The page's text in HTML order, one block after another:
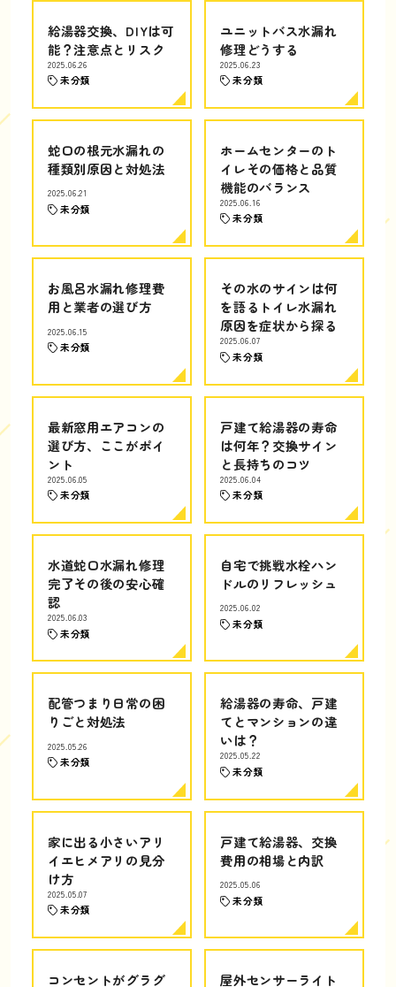
給湯器交換、DIYは可
能？注意点とリスク
2025.06.26
未分類
ユニットバス水漏れ
修理どうする
2025.06.23
未分類
蛇口の根元水漏れの
種類別原因と対処法
2025.06.21
未分類
ホームセンターのト
イレその価格と品質
機能のバランス
2025.06.16
未分類
お風呂水漏れ修理費
用と業者の選び方
2025.06.15
未分類
その水のサインは何
を語るトイレ水漏れ
原因を症状から探る
2025.06.07
未分類
最新窓用エアコンの
選び方、ここがポイ
ント
2025.06.05
未分類
戸建て給湯器の寿命
は何年？交換サイン
と長持ちのコツ
2025.06.04
未分類
水道蛇口水漏れ修理
完了その後の安心確
認
2025.06.03
未分類
自宅で挑戦水栓ハン
ドルのリフレッシュ
2025.06.02
未分類
配管つまり日常の困
りごと対処法
2025.05.26
未分類
給湯器の寿命、戸建
てとマンションの違
いは？
2025.05.22
未分類
家に出る小さいアリ
イエヒメアリの見分
け方
2025.05.07
未分類
戸建て給湯器、交換
費用の相場と内訳
2025.05.06
未分類
コンセントがグラグ
屋外センサーライト